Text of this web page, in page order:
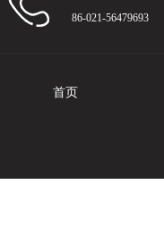
86-021-56479693
首页